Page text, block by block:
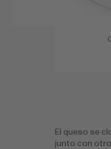
El queso se
junto con